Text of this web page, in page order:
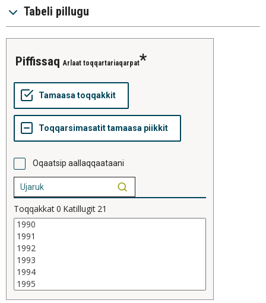
Tabeli pillugu
piffissaq Arlaat toqqartariaqarpat
Oqaatsip aallaqqaataani
Toqqakkat0 Katillugit 21